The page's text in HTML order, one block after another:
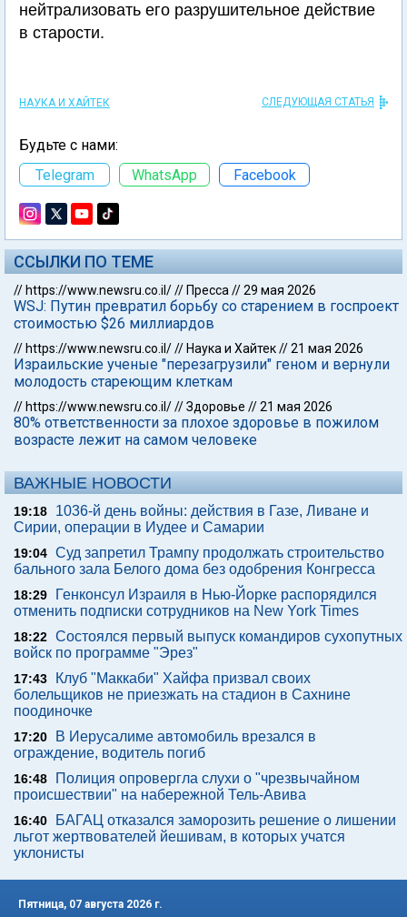
нейтрализовать его разрушительное действие
в старости.
НАУКА И ХАЙТЕК СЛЕДУЮЩАЯ СТАТЬЯ
Будьте с нами:
Telegram
WhatsApp Facebook
ССЫЛКИ ПО ТЕМЕ
// https://www.newsru.co.il/// Пресса //29 мая 2026
WSJ: Путин превратил борьбу со старением в госпроект
стоимостью $26 миллиардов
// https://www.newsru.co.il/// Наука и Хайтек//21 мая 2026
Израильские ученые "перезагрузили" геном и вернули
молодость стареющим клеткам
// https://www.newsru.co.il///Здоровье //21 мая 2026
80% ответственности за плохое здоровье в пожилом
возрасте лежит на самом человеке
ВАЖНЫЕ НОВОСТИ
19:18
1036-й день войны: действия в Газе, Ливане и
Сирии, операции в Иудее и Самарии
19:04 Суд запретил Трампу продолжать строительство
бального зала Белого дома без одобрения Конгресса
18:29
Генконсул Израиля в Нью-Йорке распорядился
отменить подписки сотрудников на New York Times
18:22 Состоялся первый выпуск командиров сухопутных
войск по программе "Эрез"
17:43
Клуб "Маккаби" Хайфа призвал своих
болельщиков не приезжать на стадион в Сахнине
поодиночке
17:20
В Иерусалиме автомобиль врезался в
ограждение, водитель погиб
16:48
Полиция опровергла слухи о "чрезвычайном
происшествии" на набережной Тель-Авива
16:40
БАГАЦ отказался заморозить решение о лишении
льгот жертвователей йешивам, в которых учатся
уклонисты
Пятница, 07 августа 2026 г.